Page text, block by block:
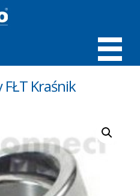
MENÜ
Kraśnik